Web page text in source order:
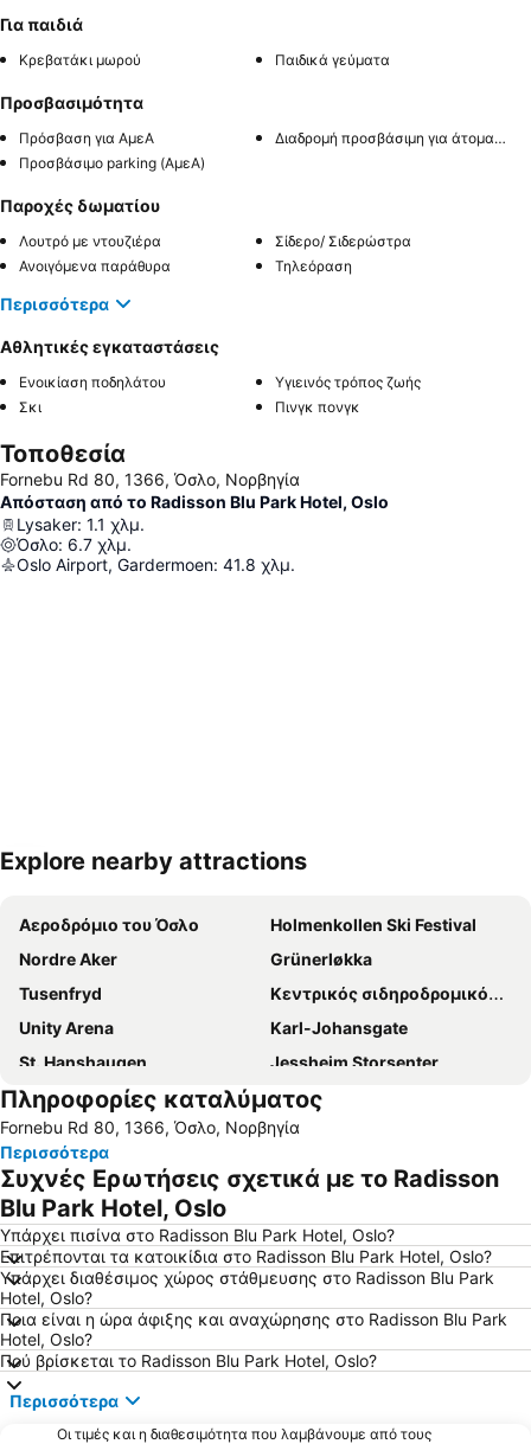
Για παιδιά
Κρεβατάκι μωρού Παιδικά γεύματα
Προσβασιμότητα
Πρόσβαση για ΑμεΑ
Διαδρομή προσβάσιμη για άτομα με αναπηρία
Προσβάσιμο parking (ΑμεΑ)
Παροχές δωματίου
Λουτρό με ντουζιέρα
Σίδερο/ Σιδερώστρα
Ανοιγόμενα παράθυρα
Τηλεόραση
Περισσότερα
Αθλητικές εγκαταστάσεις
Ενοικίαση ποδηλάτου
Υγιεινός τρόπος ζωής
Σκι
Πινγκ πονγκ
Τοποθεσία
Fornebu Rd 80, 1366, Όσλο, Νορβηγία
Απόσταση από το Radisson Blu Park Hotel, Oslo
Lysaker: 1.1 χλμ.
Όσλο: 6.7 χλμ.
Oslo Airport, Gardermoen: 41.8 χλμ.
Ανάπτυξη χάρτη
Explore nearby attractions
Αεροδρόμιο του Όσλο
Holmenkollen Ski Festival
Nordre Aker
Grünerløkka
Tusenfryd
Κεντρικός σιδηροδρομικός σταθμός του Όσλο
Unity Arena
Karl-Johansgate
St. Hanshaugen
Jessheim Storsenter
Πληροφορίες καταλύματος
Fornebu Rd 80, 1366, Όσλο, Νορβηγία
Περισσότερα
Συχνές Ερωτήσεις σχετικά με το Radisson
Blu Park Hotel, Oslo
Υπάρχει πισίνα στο Radisson Blu Park Hotel, Oslo?
Επιτρέπονται τα κατοικίδια στο Radisson Blu Park Hotel, Oslo?
Υπάρχει διαθέσιμος χώρος στάθμευσης στο Radisson Blu Park
Hotel, Oslo?
Ποια είναι η ώρα άφιξης και αναχώρησης στο Radisson Blu Park
Hotel, Oslo?
Πού βρίσκεται το Radisson Blu Park Hotel, Oslo?
Περισσότερα
Οι τιμές και η διαθεσιμότητα που λαμβάνουμε από τους